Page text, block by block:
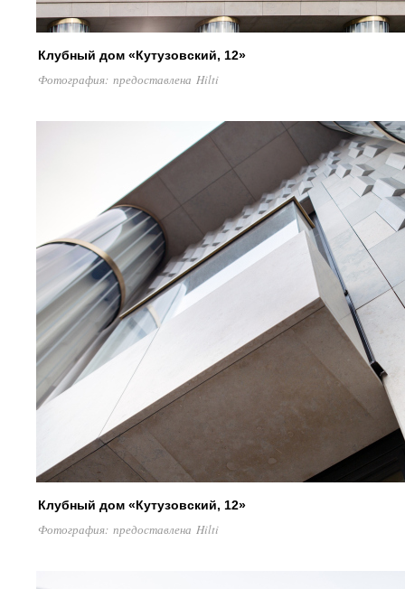
Клубный дом «Кутузовский, 12»
Фотография: предоставлена Hilti
Клубный дом «Кутузовский, 12»
Фотография: предоставлена Hilti